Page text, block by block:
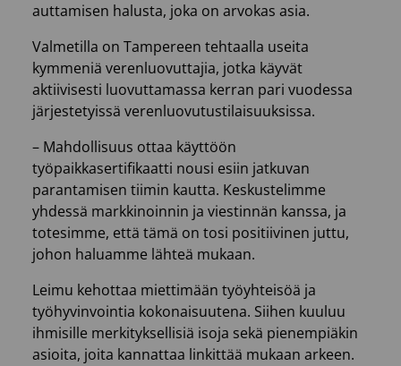
auttamisen halusta, joka on arvokas asia.
Valmetilla on Tampereen tehtaalla useita
kymmeniä verenluovuttajia, jotka käyvät
aktiivisesti luovuttamassa kerran pari vuodessa
järjestetyissä verenluovutustilaisuuksissa.
– Mahdollisuus ottaa käyttöön
työpaikkasertifikaatti nousi esiin jatkuvan
parantamisen tiimin kautta. Keskustelimme
yhdessä markkinoinnin ja viestinnän kanssa, ja
totesimme, että tämä on tosi positiivinen juttu,
johon haluamme lähteä mukaan.
Leimu kehottaa miettimään työyhteisöä ja
työhyvinvointia kokonaisuutena. Siihen kuuluu
ihmisille merkityksellisiä isoja sekä pienempiäkin
asioita, joita kannattaa linkittää mukaan arkeen.